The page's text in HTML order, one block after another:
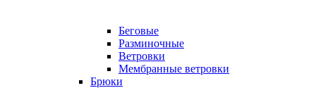
Беговые
Разминочные
Ветровки
Мембранные ветровки
Брюки